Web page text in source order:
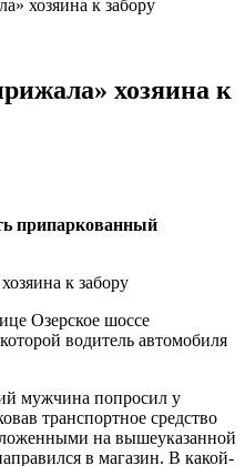
хозяина к забору
хозяина к
припаркованный
Озерское шоссе
водитель автомобиля
мужчина попросил у
транспортное средство
на вышеуказанной
в магазин. В какой-